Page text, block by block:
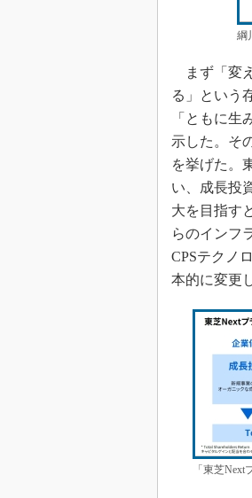
綱
まず「変
る」という
「ともに
示した。そ
を挙げた。
い、成長投
大を目指す
らのインフ
CPSテクノ
本的に変更
「東芝